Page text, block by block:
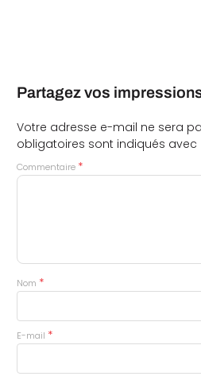
Partagez vos
Votre adresse e-mail ne sera
obligatoires sont indiqués avec
Commentaire *
Nom *
E-mail *